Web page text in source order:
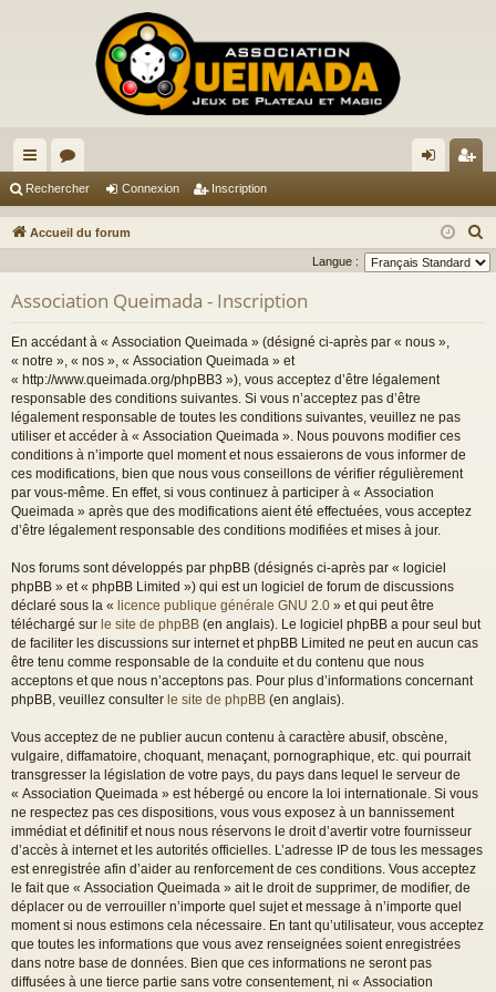
ac
co
s
or
u ne
xi
cri
pti
Rechercher Connexion Inscription
Accueil du forum
e
Langue :
Association Queimada - Inscription
En accédant à « Association Queimada » (désigné ci-après par « nous »,
« notre », « nos », « Association Queimada » et
« http://www.queimada.org/phpBB3 »), vous acceptez d’être légalement
responsable des conditions suivantes. Si vous n’acceptez pas d’être
légalement responsable de toutes les conditions suivantes, veuillez ne pas
utiliser et accéder à « Association Queimada ». Nous pouvons modifier ces
conditions à n’importe quel moment et nous essaierons de vous informer de
ces modifications, bien que nous vous conseillons de vérifier régulièrement
par vous-même. En effet, si vous continuez à participer à « Association
Queimada » après que des modifications aient été effectuées, vous acceptez
d’être légalement responsable des conditions modifiées et mises à jour.
Nos forums sont développés par phpBB (désignés ci-après par « logiciel
phpBB » et « phpBB Limited ») qui est un logiciel de forum de discussions
déclaré sous la « licence publique générale GNU 2.0 » et qui peut être
téléchargé sur le site de phpBB (en anglais). Le logiciel phpBB a pour seul but
de faciliter les discussions sur internet et phpBB Limited ne peut en aucun cas
être tenu comme responsable de la conduite et du contenu que nous
acceptons et que nous n’acceptons pas. Pour plus d’informations concernant
phpBB, veuillez consulter le site de phpBB (en anglais).
Vous acceptez de ne publier aucun contenu à caractère abusif, obscène,
vulgaire, diffamatoire, choquant, menaçant, pornographique, etc. qui pourrait
transgresser la législation de votre pays, du pays dans lequel le serveur de
« Association Queimada » est hébergé ou encore la loi internationale. Si vous
ne respectez pas ces dispositions, vous vous exposez à un bannissement
immédiat et définitif et nous nous réservons le droit d’avertir votre fournisseur
d’accès à internet et les autorités officielles. L’adresse IP de tous les messages
est enregistrée afin d’aider au renforcement de ces conditions. Vous acceptez
le fait que « Association Queimada » ait le droit de supprimer, de modifier, de
déplacer ou de verrouiller n’importe quel sujet et message à n’importe quel
moment si nous estimons cela nécessaire. En tant qu’utilisateur, vous acceptez
que toutes les informations que vous avez renseignées soient enregistrées
dans notre base de données. Bien que ces informations ne seront pas
diffusées à une tierce partie sans votre consentement, ni « Association